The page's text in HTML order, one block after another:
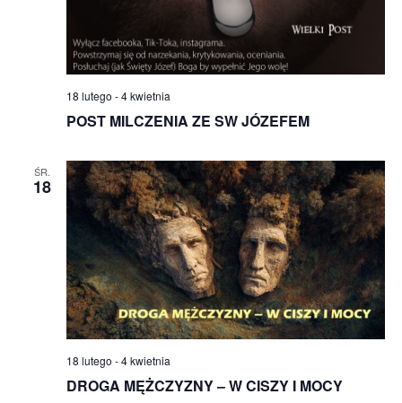
POST MILCZENIA ZE SW JÓZEFEM
18 lutego -4 kwietnia
ŚR.
18
DROGA MĘŻCZYZNY – W CISZY I MOCY
18 lutego -4 kwietnia